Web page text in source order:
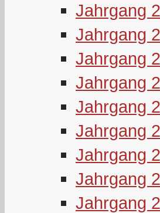
Jahrgang
Jahrgang
Jahrgang
Jahrgang
Jahrgang
Jahrgang
Jahrgang
Jahrgang
Jahrgang